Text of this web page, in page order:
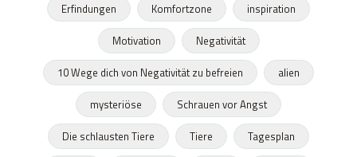
Erfindungen
Komfortzone
inspiration
Motivation
Negativität
10 Wege dich von Negativität zu befreien
alien
mysteriöse
Schrauen vor Angst
Die schlausten Tiere
Tiere
Tagesplan